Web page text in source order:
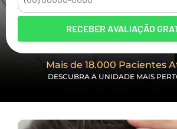
RECEBER AVALIAÇÃO
Mais de 18.000 Pacientes
DESCUBRA A UNIDADE MAIS